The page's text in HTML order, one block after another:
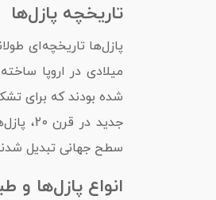
تاریخچه پازل‌ها
میلادی در اروپا
شده بودند که برای
جدید
سطح جهانی تبدیل
انواع پازل‌ها و